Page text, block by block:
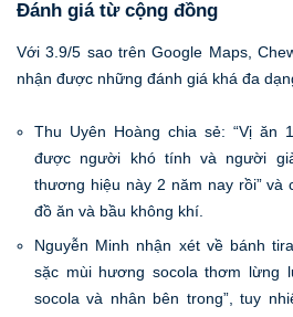
Đánh giá từ cộng đồng
Với 3.9/5 sao trên Google Maps,
nhận được những đánh giá khá đa
Thu Uyên Hoàng chia sẻ: “Vị ăn
được người khó tính và người
thương hiệu này 2 năm nay rồi” và
đồ ăn và bầu không khí.
Nguyễn Minh nhận xét về bánh
sặc mùi hương socola thơm lừng
socola và nhân bên trong”, tuy